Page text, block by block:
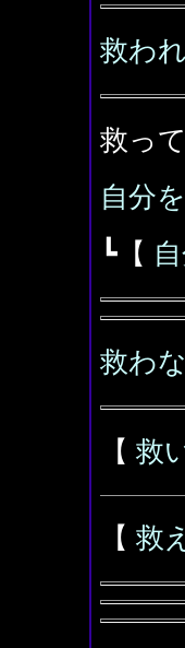
救わ
救っ
自分
┗【
救わ
【 救
【 救